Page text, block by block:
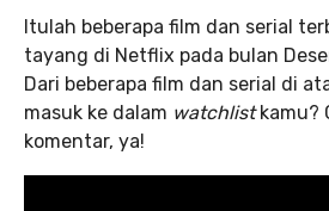
Itulah beberapa film dan serial
tayang di Netflix pada bulan
Dari beberapa film dan serial di
masuk ke dalam watchlistkamu?
komentar, ya!